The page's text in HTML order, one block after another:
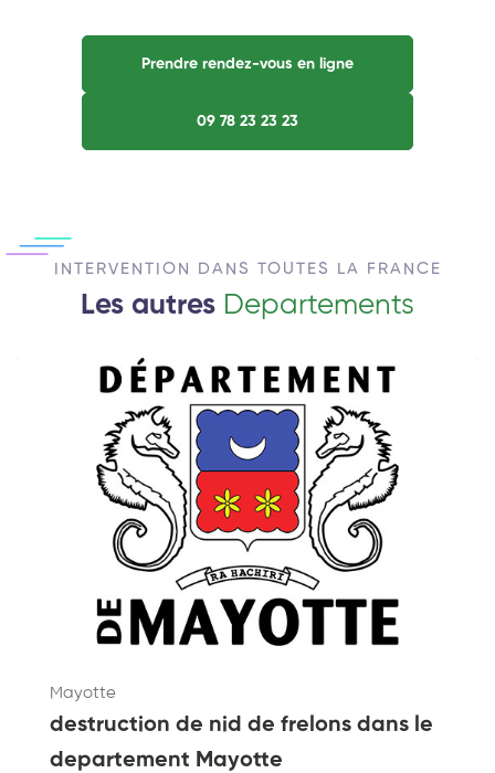
Prendre rendez-vous en ligne
09 78 23 23 23
INTERVENTION DANS TOUTES LA FRANCE
Les autres Departements
Mayotte
destruction de nid de frelons dans le
departement Mayotte